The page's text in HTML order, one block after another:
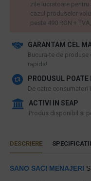
GARANTAM CEL
​Bucura-te de
rapida!
PRODUSUL POATE
De catre consumatori
ACTIVI IN SEAP
Produs disponibil si
zile lucratoare
cazul produselor
peste 490 RON +
DESCRIERE SPECIFICATII
SANO SACI MENAJERI